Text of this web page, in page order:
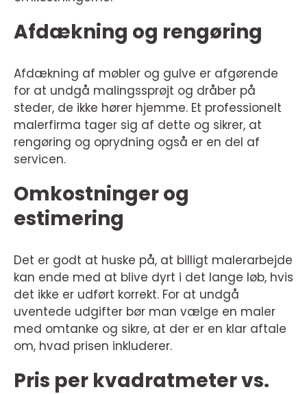
Afdækning og rengøring
Afdækning af møbler og gulve er afgørende
for at undgå malingssprøjt og dråber på
steder, de ikke hører hjemme. Et professionelt
malerfirma tager sig af dette og sikrer, at
rengøring og oprydning også er en del af
servicen.
Omkostninger og
estimering
Det er godt at huske på, at billigt malerarbejde
kan ende med at blive dyrt i det lange løb, hvis
det ikke er udført korrekt. For at undgå
uventede udgifter bør man vælge en maler
med omtanke og sikre, at der er en klar aftale
om, hvad prisen inkluderer.
Pris per kvadratmeter vs.